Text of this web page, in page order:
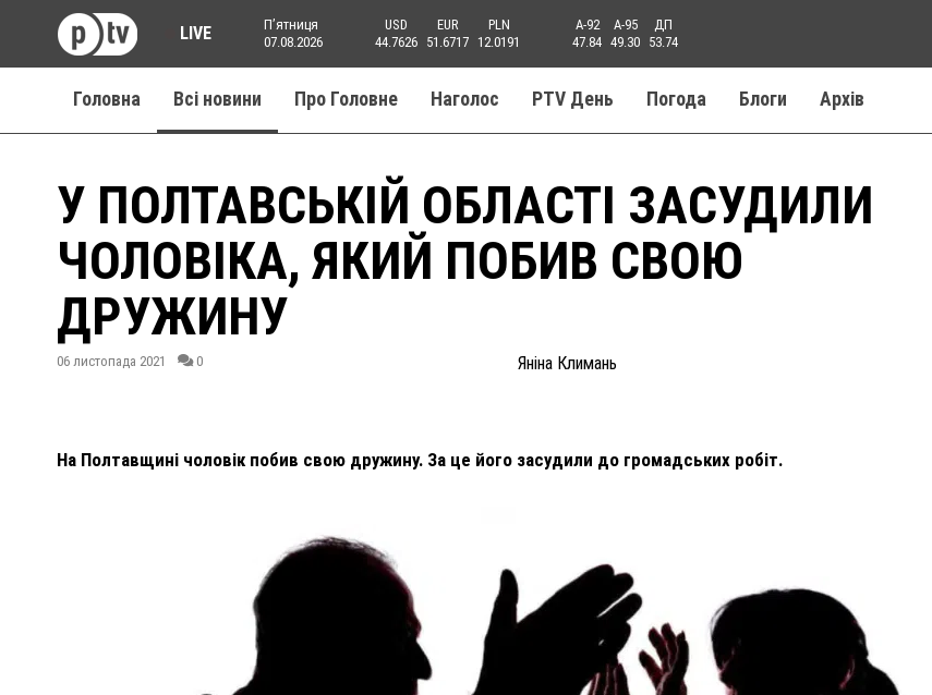
LIVE
Пʼятниця
07.08.2026
USD
44.7626
EUR
51.6717
PLN
12.0191
A-92
47.84
A-95
49.30
ДП
53.74
Головна Всі новини Про Головне Наголос PTV День Погода Блоги Aрхів
У ПОЛТАВСЬКІЙ ОБЛАСТІ ЗАСУДИЛИ
ЧОЛОВІКА, ЯКИЙ ПОБИВ СВОЮ
ДРУЖИНУ
06 листопада 2021 0 Яніна Климань
На Полтавщині чоловік побив свою дружину. За це його засудили до громадських робіт.